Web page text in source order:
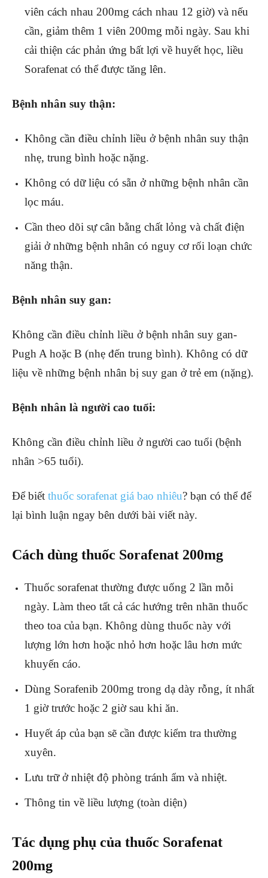
viên cách nhau 200mg cách nhau 12 giờ) và nếu
cần, giảm thêm 1 viên 200mg mỗi ngày. Sau khi
cải thiện các phản ứng bất lợi về huyết học, liều
Sorafenat có thể được tăng lên.
Bệnh nhân suy thận:
Không cần điều chỉnh liều ở bệnh nhân suy thận
nhẹ, trung bình hoặc nặng.
Không có dữ liệu có sẵn ở những bệnh nhân cần
lọc máu.
Cần theo dõi sự cân bằng chất lỏng và chất điện
giải ở những bệnh nhân có nguy cơ rối loạn chức
năng thận.
Bệnh nhân suy gan:
Không cần điều chỉnh liều ở bệnh nhân suy gan-
Pugh A hoặc B (nhẹ đến trung bình). Không có dữ
liệu về những bệnh nhân bị suy gan ở trẻ em (nặng).
Bệnh nhân là người cao tuổi:
Không cần điều chỉnh liều ở người cao tuổi (bệnh
nhân >65 tuổi).
Để biết thuốc sorafenat giá bao nhiêu? bạn có thể để
lại bình luận ngay bên dưới bài viết này.
Cách dùng thuốc Sorafenat 200mg
Thuốc sorafenat thường được uống 2 lần mỗi
ngày. Làm theo tất cả các hướng trên nhãn thuốc
theo toa của bạn. Không dùng thuốc này với
lượng lớn hơn hoặc nhỏ hơn hoặc lâu hơn mức
khuyến cáo.
Dùng Sorafenib 200mg trong dạ dày rỗng, ít nhất
1 giờ trước hoặc 2 giờ sau khi ăn.
Huyết áp của bạn sẽ cần được kiểm tra thường
xuyên.
Lưu trữ ở nhiệt độ phòng tránh ẩm và nhiệt.
Thông tin về liều lượng (toàn diện)
Tác dụng phụ của thuốc Sorafenat
200mg